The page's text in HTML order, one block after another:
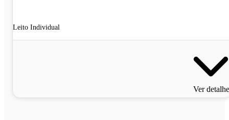
Leito Individual
Ver